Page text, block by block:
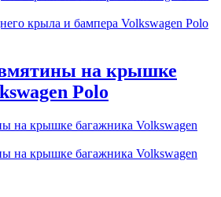
на крышке
Polo